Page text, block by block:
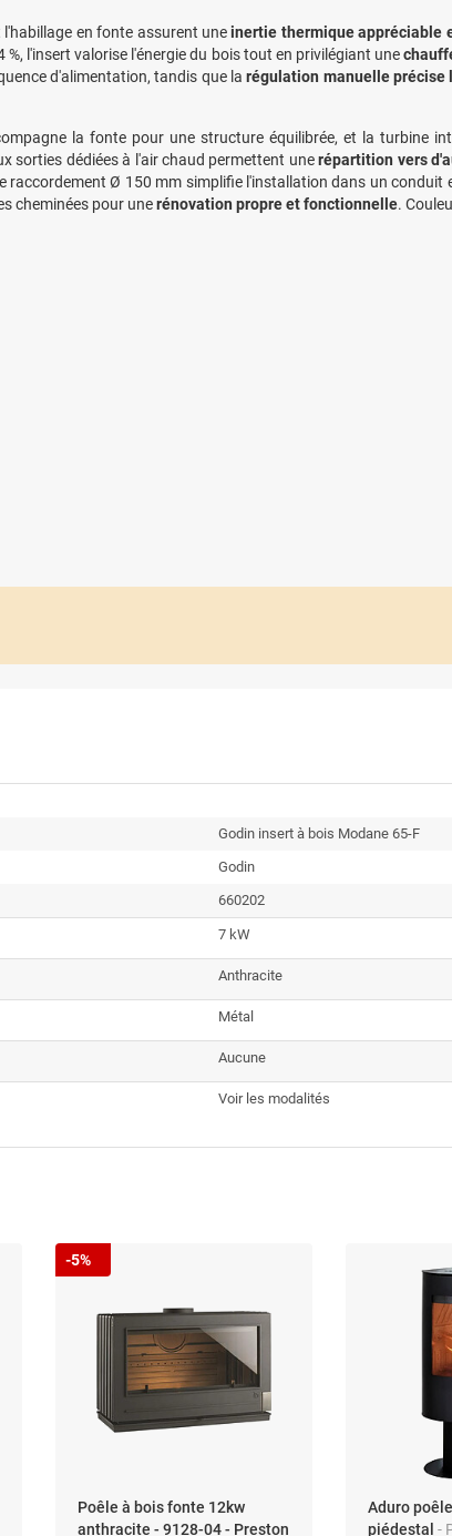
l'habillage en fonte assurent uneinertie thermique appréciable
%, l'insert valorise l'énergie du bois tout en privilégiant une
d'alimentation, tandis que larégulation manuelle précise
la fonte pour une structure équilibrée, et la turbine
sorties dédiées à l'air chaud permettent unerépartition vers
raccordement Ø 150 mm simplifie l'installation dans un
cheminées pour unerénovation propre et fonctionnelle.
Godin insert à bois Modane 65-F
Godin
660202
7 kW
Anthracite
Métal
Aucune
Voir les modalités
Poêle à bois fonte 12kw
anthracite - 9128-04 - Preston
-5%
Aduro
piédestal-